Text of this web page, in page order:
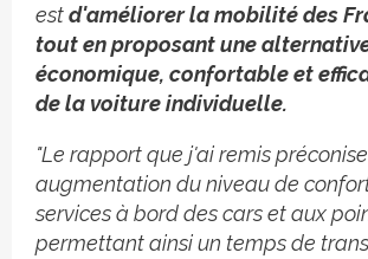
estd'améliorer la mobilité des
tout en proposant une
économique, confortable et
de la voiture individuelle.
"Le rapport que j'ai remis
augmentation du niveau de
services à bord des cars et aux
permettant ainsi un temps de